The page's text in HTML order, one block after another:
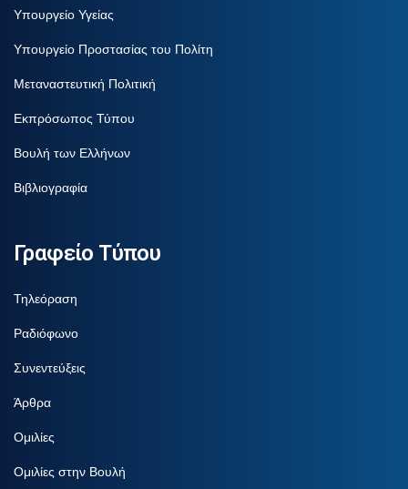
Υπουργείο Υγείας
Υπουργείο Προστασίας του Πολίτη
Μεταναστευτική Πολιτική
Εκπρόσωπος Τύπου
Βουλή των Ελλήνων
Βιβλιογραφία
Γραφείο Τύπου
Τηλεόραση
Ραδιόφωνο
Συνεντεύξεις
Άρθρα
Ομιλίες
Ομιλίες στην Βουλή